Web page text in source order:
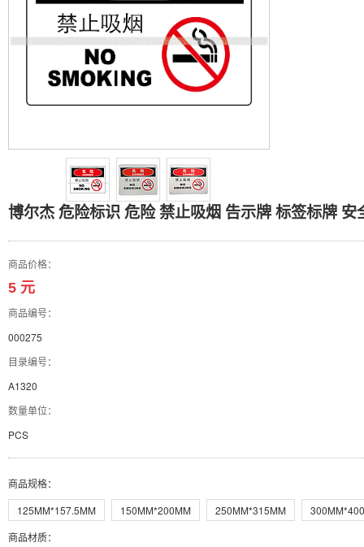
博尔杰 危险标识 危险 禁止吸烟 告示牌 标签标牌
商品价格：
5 元
商品编号：
000275
目录编号：
A1320
数量单位：
PCS
商品规格：
125MM*157.5MM
150MM*200MM 250MM*315MM
商品材质：